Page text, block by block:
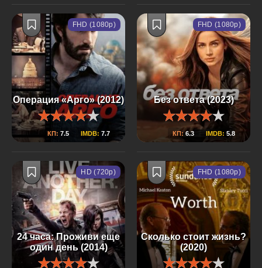
Операция «Арго» (2012)
КП: 7.5 IMDB: 7.7
FHD (1080p)
Без ответа (2023)
КП:6.3 IMDB: 5.8
FHD (1080p)
24 часа: Проживи еще
один день (2014)
HD (720p)
Сколько стоит жизнь?
(2020)
FHD (1080p)